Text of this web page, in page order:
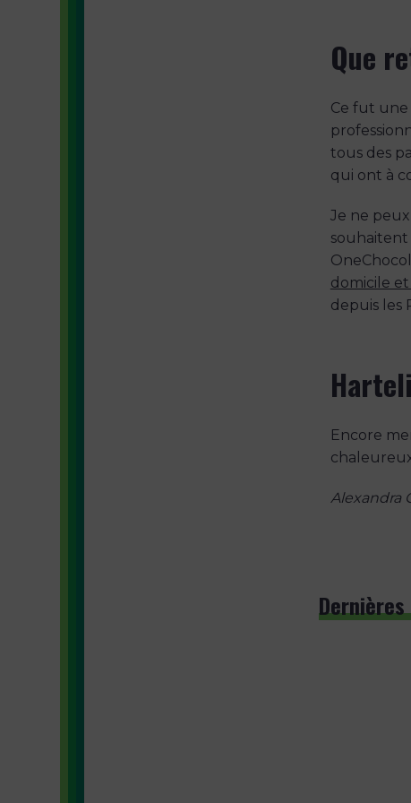
Que
Ce fut une
tous des
qui ont à
Je ne
souhaitent
domicile et
depuis les
Encore
Alexandra